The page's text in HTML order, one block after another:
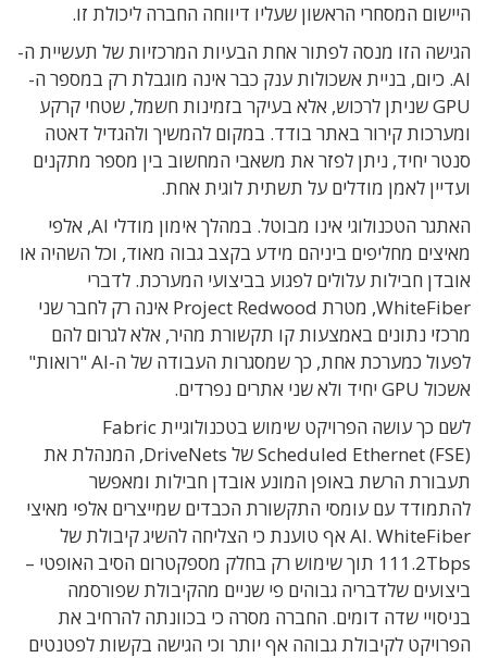
היישום המסחרי הראשון שעליו דיווחה החברה ליכולת זו.
הגישה הזו מנסה לפתור אחת הבעיות המרכזיות של תעשיית ה-
AI. כיום, בניית אשכולות ענק כבר אינה מוגבלת רק במספר ה-
GPU שניתן לרכוש, אלא בעיקר בזמינות חשמל, שטחי קרקע
ומערכות קירור באתר בודד. במקום להמשיך ולהגדיל דאטה
סנטר יחיד, ניתן לפזר את משאבי המחשוב בין מספר מתקנים
ועדיין לאמן מודלים על תשתית לוגית אחת.
האתגר הטכנולוגי אינו מבוטל. במהלך אימון מודלי AI, אלפי
מאיצים מחליפים ביניהם מידע בקצב גבוה מאוד, וכל השהיה או
אובדן חבילות עלולים לפגוע בביצועי המערכת. לדברי
WhiteFiber, מטרת Project Redwood אינה רק לחבר שני
מרכזי נתונים באמצעות קו תקשורת מהיר, אלא לגרום להם
לפעול כמערכת אחת, כך שמסגרות העבודה של ה-AI "רואות"
אשכול GPU יחיד ולא שני אתרים נפרדים.
לשם כך עושה הפרויקט שימוש בטכנולוגיית Fabric
Scheduled Ethernet (FSE) של DriveNets, המנהלת את
תעבורת הרשת באופן המונע אובדן חבילות ומאפשר
להתמודד עם עומסי התקשורת הכבדים שמייצרים אלפי מאיצי
AI. WhiteFiber אף טוענת כי הצליחה להשיג קיבולת של
111.2Tbps תוך שימוש רק בחלק מספקטרום הסיב האופטי –
ביצועים שלדבריה גבוהים פי שניים מהקיבולת שפורסמה
בניסויי שדה דומים. החברה מסרה כי בכוונתה להרחיב את
הפרויקט לקיבולת גבוהה אף יותר וכי הגישה בקשות לפטנטים